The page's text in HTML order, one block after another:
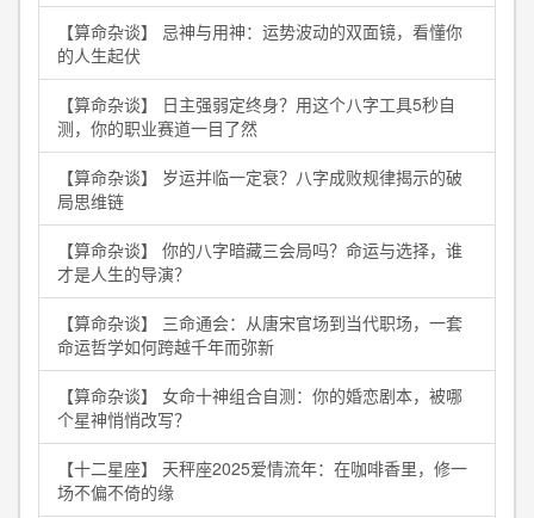
【算命杂谈】 忌神与用神：运势波动的双面镜，看懂你
的人生起伏
【算命杂谈】 日主强弱定终身？用这个八字工具5秒自
测，你的职业赛道一目了然
【算命杂谈】 岁运并临一定衰？八字成败规律揭示的破
局思维链
【算命杂谈】 你的八字暗藏三会局吗？命运与选择，谁
才是人生的导演？
【算命杂谈】 三命通会：从唐宋官场到当代职场，一套
命运哲学如何跨越千年而弥新
【算命杂谈】 女命十神组合自测：你的婚恋剧本，被哪
个星神悄悄改写？
【十二星座】 天秤座2025爱情流年：在咖啡香里，修一
场不偏不倚的缘